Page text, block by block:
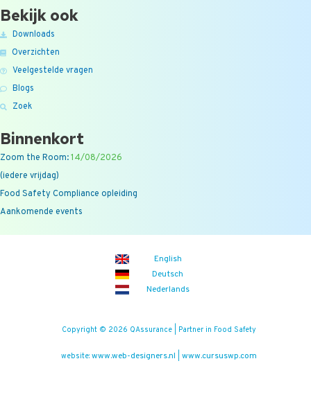
Bekijk ook
Downloads
Overzichten
Veelgestelde vragen
Blogs
Zoek
Binnenkort
Zoom the Room:14/08/2026
(iedere vrijdag)
Food Safety Compliance opleiding
Aankomende events
English
Deutsch
Nederlands
Copyright © 2026 QAssurance | Partner in Food Safety
website: www.web-designers.nl www.cursuswp.com